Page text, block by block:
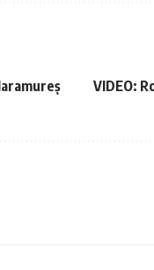
VIDEO: